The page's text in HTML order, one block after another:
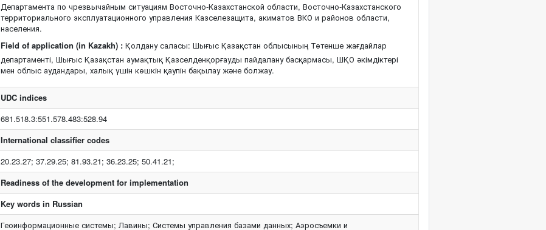
Департамента по чрезвычайным ситуациям Восточно-Казахстанской области, Восточно-Казахстанского
территориального эксплуатационного управления Казселезащита, акиматов ВКО и районов области,
населения.
Field of application (in Kazakh) : Қолдану саласы: Шығыс Қазақстан облысының Төтенше жағдайлар
департаменті, Шығыс Қазақстан аумақтық Қазселденқорғауды пайдалану басқармасы, ШҚО әкімдіктері
мен облыс аудандары, халық үшін көшкін қаупін бақылау және болжау.
UDC indices
681.518.3:551.578.483:528.94
International classifier codes
20.23.27; 37.29.25; 81.93.21; 36.23.25; 50.41.21;
Readiness of the development for implementation
Key words in Russian
Геоинформационные системы; Лавины; Системы управления базами данных; Аэросъемки и